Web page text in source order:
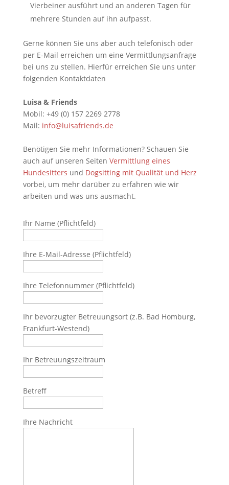
Vierbeiner ausführt und an anderen Tagen für
mehrere Stunden auf ihn aufpasst.
Gerne können Sie uns aber auch telefonisch oder
per E-Mail erreichen um eine Vermittlungsanfrage
bei uns zu stellen. Hierfür erreichen Sie uns unter
folgenden Kontaktdaten
Luisa & Friends
Mobil: +49 (0) 157 2269 2778
Mail: info@luisafriends.de
Benötigen Sie mehr Informationen? Schauen Sie
auch auf unseren Seiten Vermittlung eines
Hundesitters und Dogsitting mit Qualität und Herz
vorbei, um mehr darüber zu erfahren wie wir
arbeiten und was uns ausmacht.
Ihr Name (Pflichtfeld)
Ihre E-Mail-Adresse (Pflichtfeld)
Ihre Telefonnummer (Pflichtfeld)
Ihr bevorzugter Betreuungsort (z.B. Bad Homburg,
Frankfurt-Westend)
Ihr Betreuungszeitraum
Betreff
Ihre Nachricht